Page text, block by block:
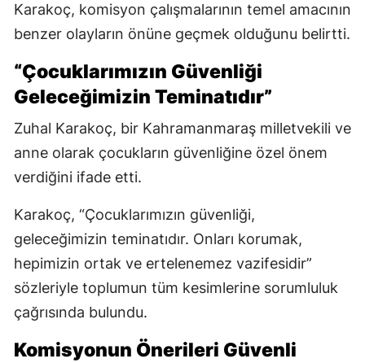
Karakoç, komisyon çalışmalarının temel amacının
benzer olayların önüne geçmek olduğunu belirtti.
“Çocuklarımızın Güvenliği
Geleceğimizin Teminatıdır”
Zuhal Karakoç, bir Kahramanmaraş milletvekili ve
anne olarak çocukların güvenliğine özel önem
verdiğini ifade etti.
Karakoç, “Çocuklarımızın güvenliği,
geleceğimizin teminatıdır. Onları korumak,
hepimizin ortak ve ertelenemez vazifesidir”
sözleriyle toplumun tüm kesimlerine sorumluluk
çağrısında bulundu.
Komisyonun Önerileri Güvenli